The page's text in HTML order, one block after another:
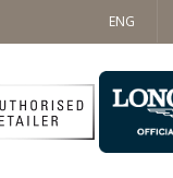
ΣΑΒ: 09:30 - 14:00
ENG